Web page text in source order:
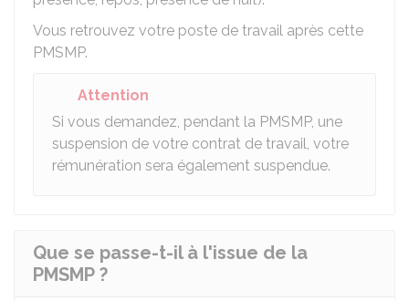
Vous retrouvez votre poste de travail après cette
PMSMP.
Attention
Si vous demandez, pendant la PMSMP, une
suspension de votre contrat de travail, votre
rémunération sera également suspendue.
Que se passe-t-il à l'issue de la
PMSMP ?